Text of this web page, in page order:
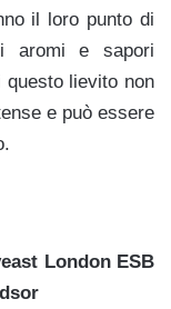
il loro punto di
aromi e sapori
lievito non
e può essere
London ESB